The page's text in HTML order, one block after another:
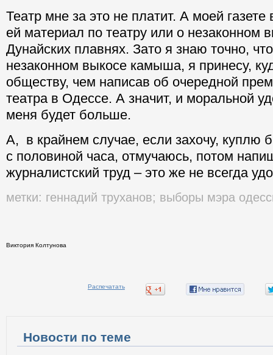
Театр мне за это не платит. А моей
ей материал по театру или о незаконном
Дунайских плавнях. Зато я знаю точно,
незаконном выкосе камыша, я принесу,
обществу, чем написав об очередной
театра в Одессе. А значит, и моральной
меня будет больше.
А, в крайнем случае, если захочу, куплю
с половиной часа, отмучаюсь, потом
журналистский труд – это же не всегда
метки: геннадий труханов; выборы мэра
Виктория Колтунова
Распечатать
Новости по теме